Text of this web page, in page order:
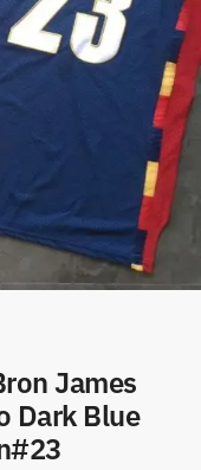
James
Dark Blue